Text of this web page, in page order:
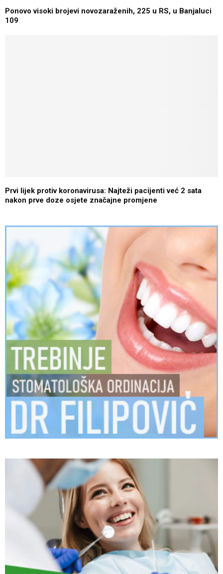
Ponovo visoki brojevi novozaraženih, 225 u RS, u Banjaluci
109
Prvi lijek protiv koronavirusa: Najteži pacijenti već 2 sata
nakon prve doze osjete značajne promjene